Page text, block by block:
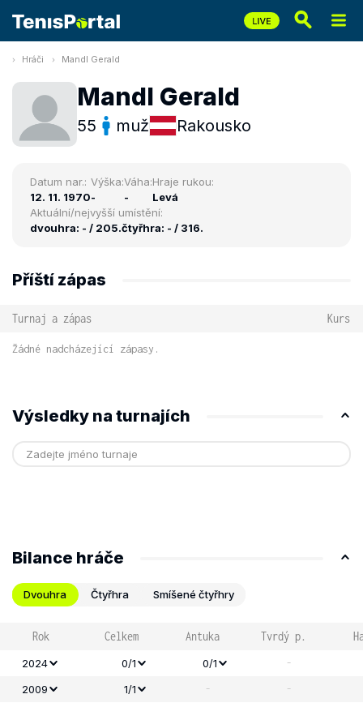
Hráči Mandl Gerald
Mandl Gerald
55 muž Rakousko
Datum nar.:
12. 11. 1970
Výška:
-
Váha:
-
Hraje rukou:
Levá
Aktuální/nejvyšší umístění:
dvouhra: - / 205.čtyřhra: - / 316.
Příští zápas
Turnaj a zápas Kurs
Žádné nadcházející zápasy.
Výsledky na turnajích
Bilance hráče
Dvouhra Čtyřhra Smíšené čtyřhry
Rok Celkem Antuka Tvrdý p.
2024 0/1 0/1 -
2009 1/1 - -